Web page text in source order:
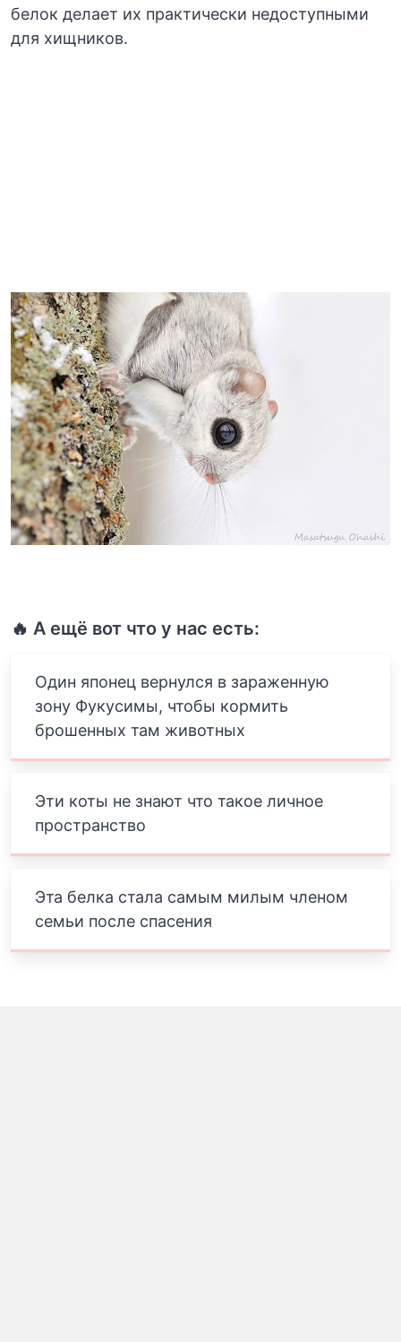
белок делает их практически недоступными
для хищников.
🔥 А ещё вот что у нас есть:
Один японец вернулся в зараженную
зону Фукусимы, чтобы кормить
брошенных там животных
Эти коты не знают что такое личное
пространство
Эта белка стала самым милым членом
семьи после спасения